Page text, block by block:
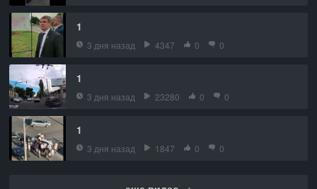
1
3 дня назад 4347 0 0
1
3 дня назад 23280 0 0
1
3 дня назад 1847 0 0